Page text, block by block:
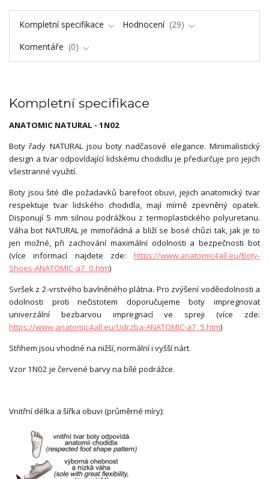
Kompletní specifikace Hodnocení
29
Komentáře
0
Kompletní specifikace
ANATOMIC NATURAL - 1N02
Boty řady NATURAL jsou boty nadčasové elegance. Minimalistický
design a tvar odpovídající lidskému chodidlu je předurčuje pro jejich
všestranné využití.
Boty jsou šité dle požadavků barefoot obuvi, jejich anatomický tvar
respektuje tvar lidského chodidla, mají mírně zpevněný opatek.
Disponují 5 mm silnou podrážkou z termoplastického polyuretanu.
Váha bot NATURAL je mimořádná a bliží se bosé chůzi tak, jak je to
jen možné, při zachování maximální odolnosti a bezpečnosti bot
(více informací najdete zde: https://www.anatomic4all.eu/Boty-
Shoes-ANATOMIC-a7_0.htm)
Svršek z 2-vrstvého bavlněného plátna. Pro zvýšení voděodolnosti a
odolnosti proti nečistotem doporučujeme boty impregnovat
univerzální bezbarvou impregnací ve spreji (více zde:
https://www.anatomic4all.eu/Udrzba-ANATOMIC-a7_5.htm)
Střihem jsou vhodné na nižší, normální i vyšší nárt.
Vzor 1N02 je červené barvy na bílé podrážce.
Vnitřní délka a šířka obuvi (průměrné míry):